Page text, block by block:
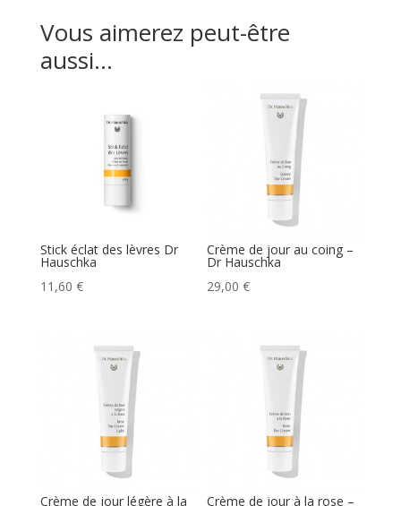
Vous aimerez peut-être
aussi…
Stick éclat des lèvres Dr
Hauschka
11,60 €
Crème de jour au coing –
Dr Hauschka
29,00€
Crème de jour légère à la Crème de jour à la rose –